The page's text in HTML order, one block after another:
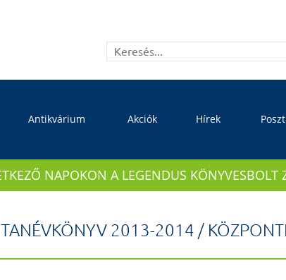
Antikvárium Akciók Hírek
NAPOKON A LEGENDUS
2013-2014 / KÖZPONTI